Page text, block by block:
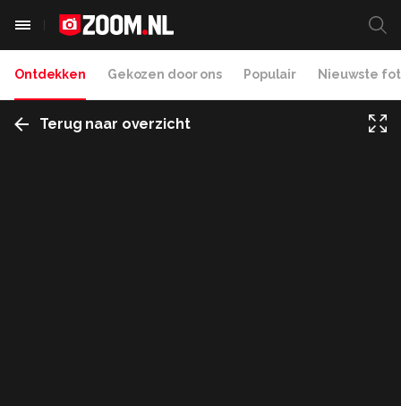
Ontdekken Gekozen door ons Populair Nieuwste
Terug naar overzicht